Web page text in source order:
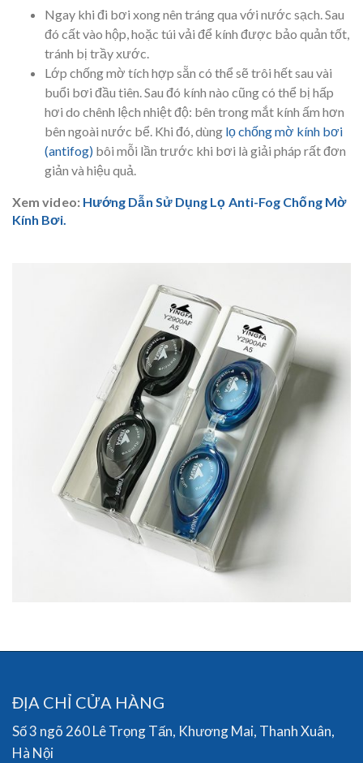
Ngay khi đi bơi xong nên tráng qua với nước sạch. Sau
đó cất vào hộp, hoặc túi vải để kính được bảo quản tốt,
tránh bị trầy xước.
Lớp chống mờ tích hợp sẵn có thể sẽ trôi hết sau vài
buổi bơi đầu tiên. Sau đó kính nào cũng có thể bị hấp
hơi do chênh lệch nhiệt độ: bên trong mắt kính ấm hơn
bên ngoài nước bể. Khi đó, dùng lọ chống mờ kính bơi
(antifog) bôi mỗi lần trước khi bơi là giải pháp rất đơn
giản và hiệu quả.
Xem video: Hướng Dẫn Sử Dụng Lọ Anti-Fog Chống Mờ
Kính Bơi.
ĐỊA CHỈ CỬA HÀNG
Số 3 ngõ 260 Lê Trọng Tấn, Khương Mai, Thanh Xuân,
Hà Nội